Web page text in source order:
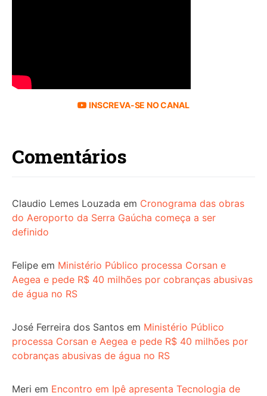
INSCREVA-SE NO CANAL
Comentários
Claudio Lemes Louzada em Cronograma das obras
do Aeroporto da Serra Gaúcha começa a ser
definido
Felipe em Ministério Público processa Corsan e
Aegea e pede R$ 40 milhões por cobranças abusivas
de água no RS
José Ferreira dos Santos em Ministério Público
processa Corsan e Aegea e pede R$ 40 milhões por
cobranças abusivas de água no RS
Meri em Encontro em Ipê apresenta Tecnologia de